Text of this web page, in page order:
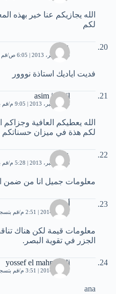
الله يجازيكم عنا خير بهذه
لكم
علي
24 نوفمبر، 2013 | 6:05 ص قم
فديت اياديك استاذة نووور
asim ismail
14 ديسمبر، 2013 | 9:05 م قم
الله يعطيكم العافية
لكم هذة في ميزان حسناتكم
عصام
15 ديسمبر، 2013 | 5:28 م قم
معلومات جميل انا من ضمن
أمير
1 يناير، 2014 | 2:51 م قم
معلومات قيمة لكن هناك
الجزر في تقوية البصر.
yossef el mahmoudi
1 يناير، 2014 | 3:51 م قم
ana